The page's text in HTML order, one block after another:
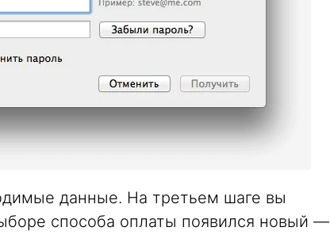
данные. На третьем шаге вы
способа оплаты появился новый —